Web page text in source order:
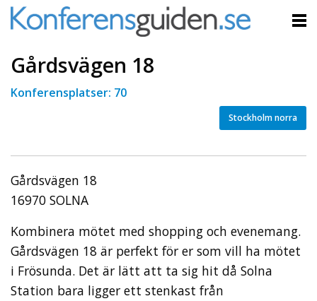
Gårdsvägen 18
Konferensplatser: 70
Stockholm norra
Gårdsvägen 18
16970 SOLNA
Kombinera mötet med shopping och evenemang.
Gårdsvägen 18 är perfekt för er som vill ha mötet
i Frösunda. Det är lätt att ta sig hit då Solna
Station bara ligger ett stenkast från